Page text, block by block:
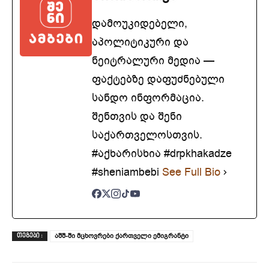
დამოუკიდებელი,
აპოლიტიკური და
ნეიტრალური მედია —
ფაქტებზე დაფუძნებული
სანდო ინფორმაცია.
შენთვის და შენი
საქართველოსთვის.
#აქხარისხია #drpkhakadze
#sheniambebi See Full Bio
ᲗᲔᲒᲔᲑᲘ : აშშ-ში მცხოვრები ქართველი ემიგრანტი